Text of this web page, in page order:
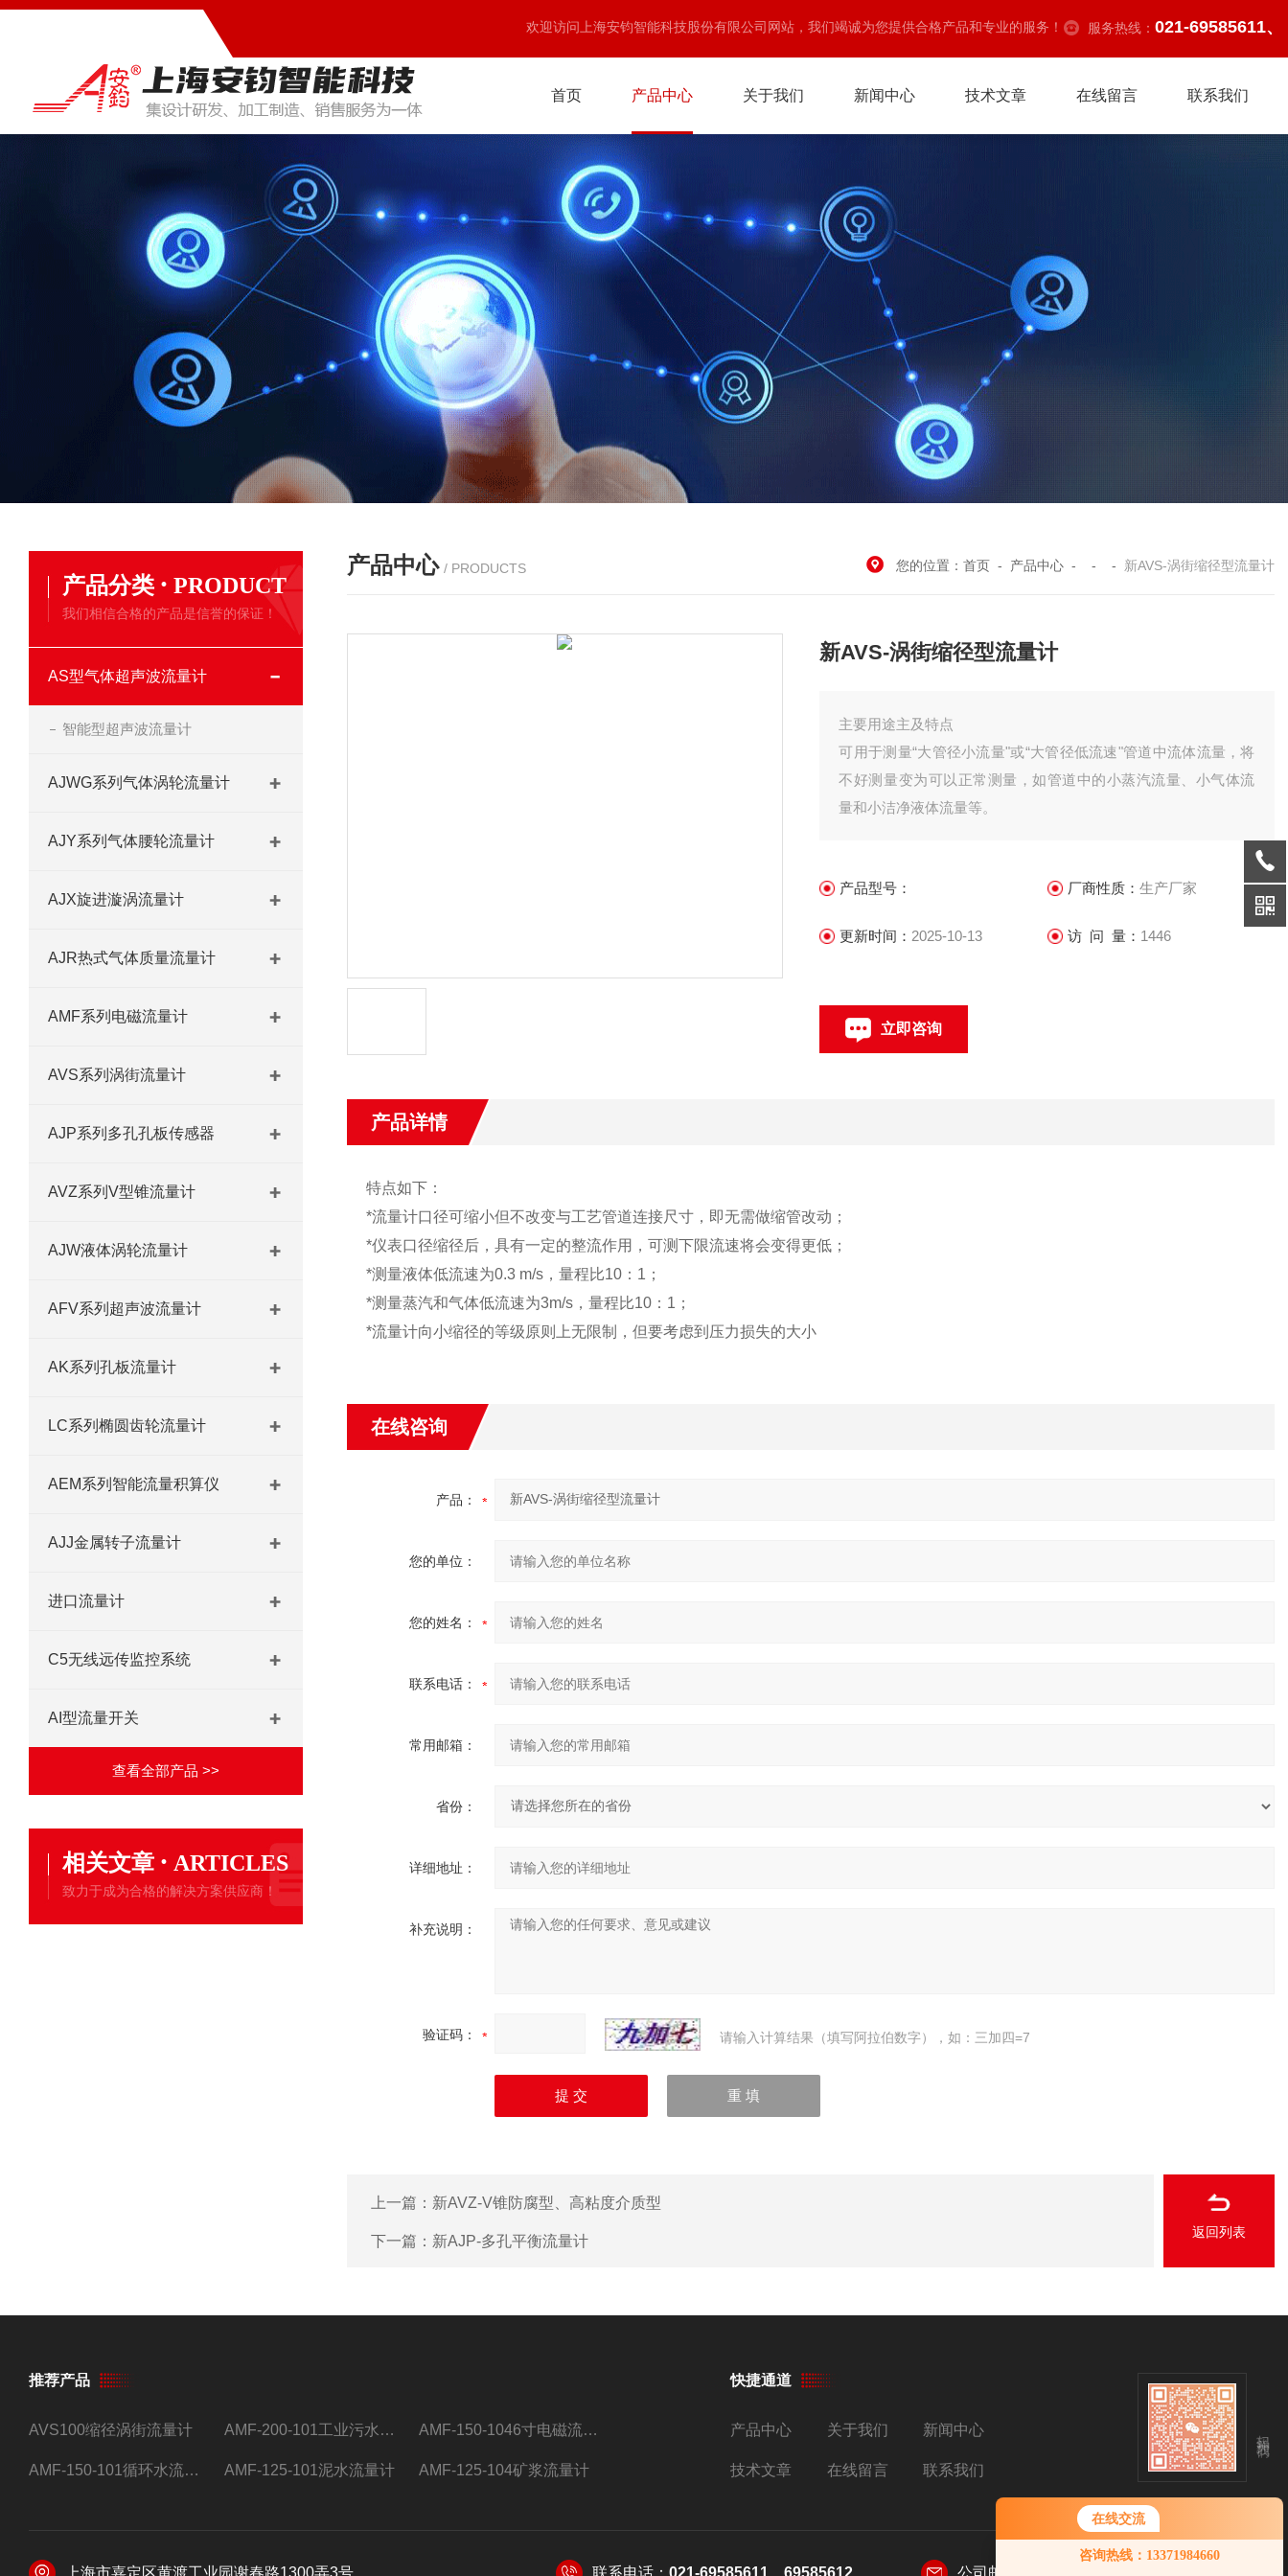
在线交流
咨询热线：13371984660
欢迎访问上海安钧智能科技股份有限公司网站，我们竭诚为您提供合格产品和专业的服务！ 服务热线： 021-69585611、
首页 产品中心 关于我们 新闻中心 技术文章 在线留言 联系我们
产品分类 · PRODUCT
我们相信合格的产品是信誉的保证！
AS型气体超声波流量计
智能型超声波流量计
AJWG系列气体涡轮流量计
AJY系列气体腰轮流量计
AJX旋进漩涡流量计
AJR热式气体质量流量计
AMF系列电磁流量计
AVS系列涡街流量计
AJP系列多孔孔板传感器
AVZ系列V型锥流量计
AJW液体涡轮流量计
AFV系列超声波流量计
AK系列孔板流量计
LC系列椭圆齿轮流量计
AEM系列智能流量积算仪
AJJ金属转子流量计
进口流量计
C5无线远传监控系统
AI型流量开关
查看全部产品 >>
相关文章 · ARTICLES
致力于成为合格的解决方案供应商！
产品中心 / PRODUCTS 您的位置： 首页 - 产品中心 - - - 新AVS-涡街缩径型流量计
新AVS-涡街缩径型流量计
主要用途主及特点
可用于测量“大管径小流量"或“大管径低流速"管道中流体流量，将
不好测量变为可以正常测量，如管道中的小蒸汽流量、小气体流
量和小洁净液体流量等。
产品型号： 厂商性质： 生产厂家
更新时间： 2025-10-13 访 问 量： 1446
立即咨询
产品详情
特点如下：
*流量计口径可缩小但不改变与工艺管道连接尺寸，即无需做缩管改动；
*仪表口径缩径后，具有一定的整流作用，可测下限流速将会变得更低；
*测量液体低流速为0.3 m/s，量程比10：1；
*测量蒸汽和气体低流速为3m/s，量程比10：1；
*流量计向小缩径的等级原则上无限制，但要考虑到压力损失的大小
在线咨询
产品：
您的单位：
您的姓名：
联系电话：
常用邮箱：
省份：
详细地址：
补充说明：
验证码： 请输入计算结果（填写阿拉伯数字），如：三加四=7
上一篇： 新AVZ-V锥防腐型、高粘度介质型
下一篇： 新AJP-多孔平衡流量计
返回列表
推荐产品
AVS100缩径涡街流量计 AMF-200-101工业污水流量计 AMF-150-1046寸电磁流量计
AMF-150-101循环水流量计,电磁流量计 AMF-125-101泥水流量计 AMF-125-104矿浆流量计
快捷通道
产品中心 关于我们 新闻中心
技术文章 在线留言 联系我们
上海市嘉定区黄渡工业园谢春路1300弄3号 联系电话： 021-69585611、69585612 公司邮箱：